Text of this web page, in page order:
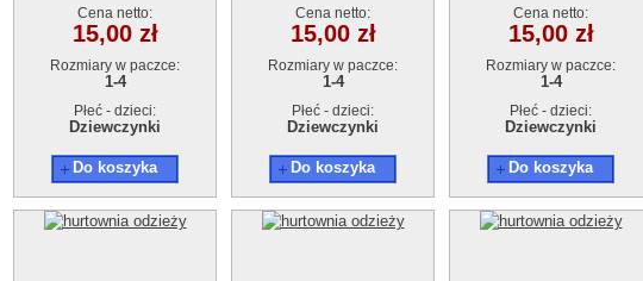
Cena netto:
15,00 zł
Rozmiary w paczce:
1-4
Płeć - dzieci:
Dziewczynki
Do koszyka
Cena netto:
15,00 zł
Rozmiary w paczce:
1-4
Płeć - dzieci:
Dziewczynki
Do koszyka
Cena netto:
15,00 zł
Rozmiary w paczce:
1-4
Płeć - dzieci:
Dziewczynki
Do koszyka